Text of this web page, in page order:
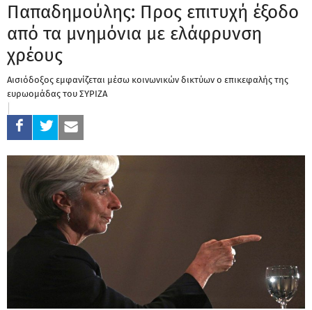
Παπαδημούλης: Προς επιτυχή έξοδο
από τα μνημόνια με ελάφρυνση
χρέους
Αισιόδοξος εμφανίζεται μέσω κοινωνικών δικτύων ο επικεφαλής της
ευρωομάδας του ΣΥΡΙΖΑ